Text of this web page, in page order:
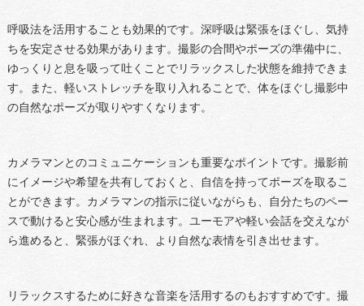
呼吸法を活用することも効果的です。深呼吸は緊張をほぐし、気持
ちを安定させる効果があります。撮影の合間やポーズの準備中に、
ゆっくりと息を吸って吐くことでリラックスした状態を維持できま
す。また、軽いストレッチを取り入れることで、体をほぐし撮影中
の自然なポーズが取りやすくなります。
カメラマンとのコミュニケーションも重要なポイントです。撮影前
にイメージや希望を共有しておくと、自信を持ってポーズを取るこ
とができます。カメラマンの指示に従いながらも、自分たちのペー
スで動けると安心感が生まれます。ユーモアや軽い会話を交えなが
ら進めると、緊張がほぐれ、より自然な表情を引き出せます。
リラックスするために好きな音楽を活用するのもおすすめです。撮